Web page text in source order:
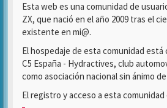
Esta web es una comunidad de
ZX, que nació en el año 2009 tras el
existente en mi@.
El hospedaje de esta comunidad está
C5 España - Hydractives, club
como asociación nacional sin ánimo
El registro y acceso a esta